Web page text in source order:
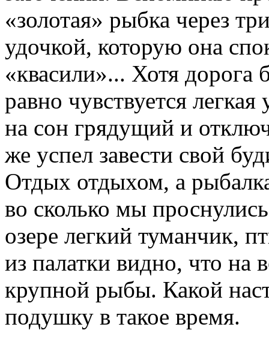
«золотая» рыбка через
удочкой, которую она
«квасили»... Хотя дорога
равно чувствуется
на сон грядущий и
же успел завести свой
Отдых отдыхом, а
во сколько мы
озере легкий туманчик,
из палатки видно, что на
крупной рыбы. Какой
подушку в такое время.